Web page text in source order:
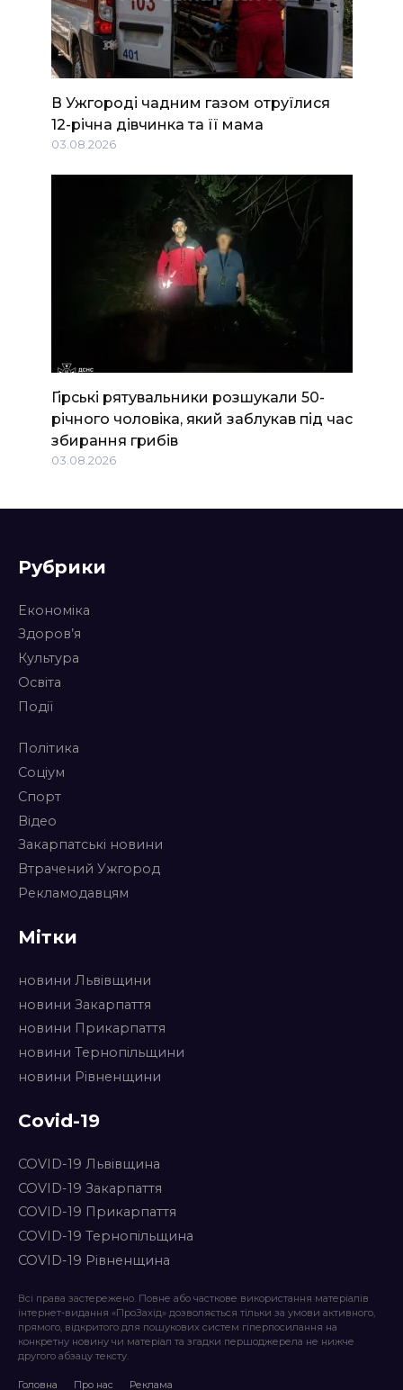
В Ужгороді чадним газом отруїлися
12-річна дівчинка та її мама
03.08.2026
Гірські рятувальники розшукали 50-
річного чоловіка, який заблукав під час
збирання грибів
03.08.2026
Рубрики
Економіка
Здоров’я
Культура
Освіта
Події
Політика
Соціум
Спорт
Відео
Закарпатські новини
Втрачений Ужгород
Рекламодавцям
Мітки
новини Львівщини
новини Закарпаття
новини Прикарпаття
новини Тернопільщини
новини Рівненщини
Covid-19
COVID-19 Львівщина
COVID-19 Закарпаття
COVID-19 Прикарпаття
COVID-19 Тернопільщина
COVID-19 Рівненщина
Всі права застережено. Повне або часткове використання матеріалів
інтернет-видання «ПроЗахід» дозволяється тільки за умови активного,
прямого, відкритого для пошукових систем гіперпосилання на
конкретну новину чи матеріал та згадки першоджерела не нижче
другого абзацу тексту.
Головна Про нас Реклама